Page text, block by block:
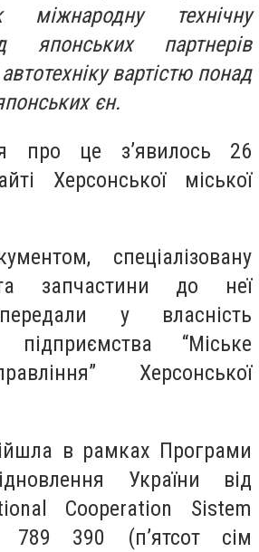
технічну
японських партнерів
вартістю понад
єн.
про це з’явилось 26
Херсонської міської
спеціалізовану
та запчастини до неї
у власність
підприємства “Міське
Херсонської
в рамках Програми
України від
Cooperation Sistem
789 390 (п’ятсот сім